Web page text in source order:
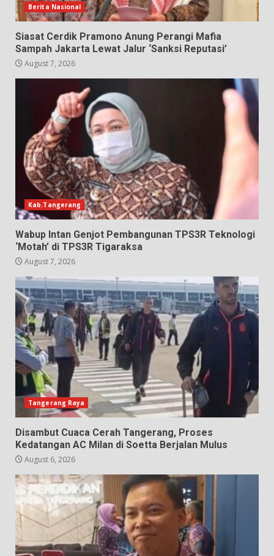
Berita Nasional
Siasat Cerdik Pramono Anung Perangi Mafia
Sampah Jakarta Lewat Jalur ‘Sanksi Reputasi’
August 7, 2026
Kab.Tangerang
Wabup Intan Genjot Pembangunan TPS3R Teknologi
‘Motah’ di TPS3R Tigaraksa
August 7, 2026
Tangerang Raya
Disambut Cuaca Cerah Tangerang, Proses
Kedatangan AC Milan di Soetta Berjalan Mulus
August 6, 2026